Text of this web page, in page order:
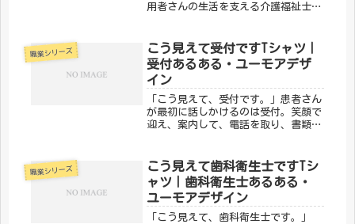
用者さんの生活を支える介護福祉士。
ず。そんな介護福祉士の誇りをユーモ
ラスに込めたのが、メディカルきのこ
セ...
職業シリーズ
こう見えて受付ですTシャツ｜
受付あるある・ユーモアデザ
イン
「こう見えて、受付です。」患者さん
が最初に話しかけるのは受付。笑顔で
迎え、案内して、電話を取り、書類を
タッフの日常をユーモアに込めたの
が、メディカルきのこセンターの「こ
う見...
職業シリーズ
こう見えて歯科衛生士ですTシ
ャツ｜歯科衛生士あるある・
ユーモアデザイン
「こう見えて、歯科衛生士です。」